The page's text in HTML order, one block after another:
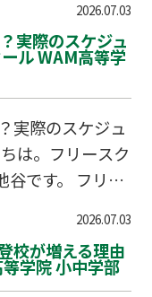
2026.07.03
実際のスケジュ
ル WAM高等学
実際のスケジュ
は。フリースク
谷です。 フリー
くのが「一日
か？」というご
けでは？」「ち
2026.07.03
校が増える理由
学院 小中学部